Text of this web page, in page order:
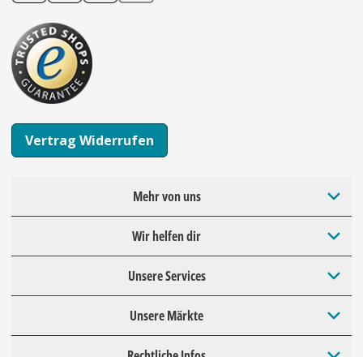
Vertrag Widerrufen
Mehr von uns
Wir helfen dir
Unsere Services
Unsere Märkte